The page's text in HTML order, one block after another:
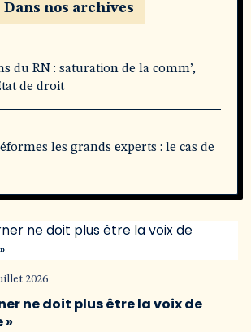
Dans nos archives
du RN : saturation de la comm’,
de droit
les grands experts : le cas de
2026
ne doit plus être la voix de
»